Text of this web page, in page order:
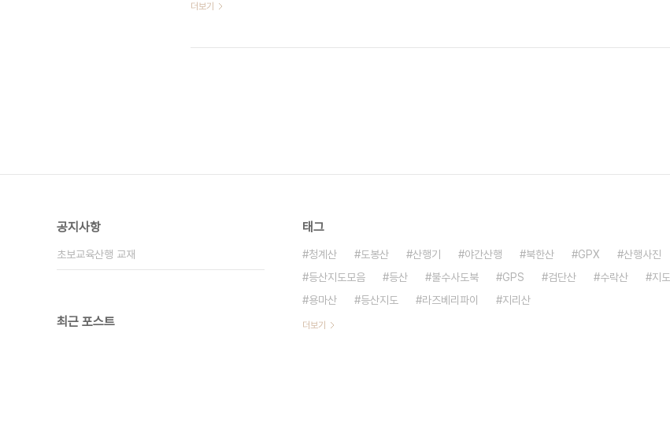
http://gmkt.kr/goUWXs 상품설명 해석으로 대신 하겠다. ----------------------------------------
서..
더보기
공지사항
초보교육산행 교재
최근 포스트
태그
청계산 도봉산 산행기 야간산행 북한산 GPX 산행사진
등산지도모음
등산 불수사도북 GPS 검단산 수락산 지도
용마산
등산지도 라즈베리파이 지리산
더보기